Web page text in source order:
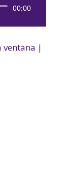
00:00
ventana |